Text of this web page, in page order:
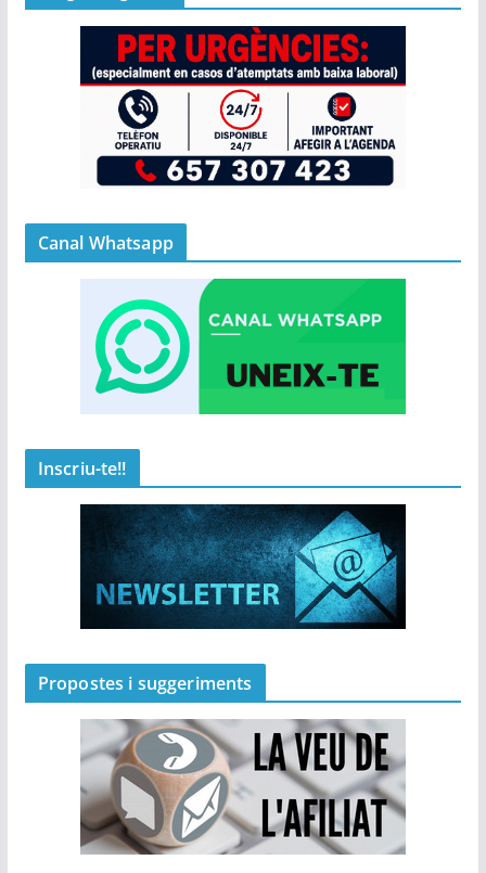
Canal Whatsapp
Inscriu-te!!
Propostes i suggeriments